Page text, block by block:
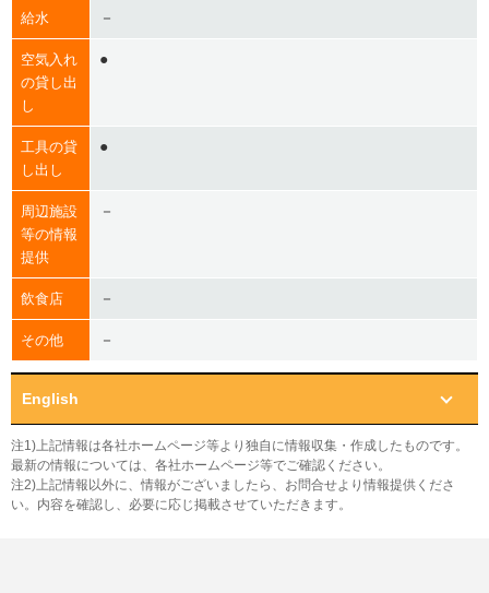
給水 －
空気入れ
の貸し出
し
●
工具の貸
し出し
●
周辺施設
等の情報
提供
－
飲食店 －
その他 －
English
注1)上記情報は各社ホームページ等より独自に情報収集・作成したものです。
最新の情報については、各社ホームページ等でご確認ください。
注2)上記情報以外に、情報がございましたら、お問合せより情報提供くださ
い。内容を確認し、必要に応じ掲載させていただきます。